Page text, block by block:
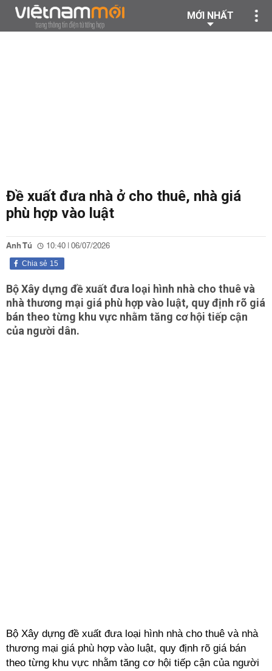
MỚI NHẤT
Đề xuất đưa nhà ở cho thuê, nhà giá
phù hợp vào luật
Anh Tú 10:40 | 06/07/2026
15
Chia sẻ
Bộ Xây dựng đề xuất đưa loại hình nhà cho thuê và
nhà thương mại giá phù hợp vào luật, quy định rõ giá
bán theo từng khu vực nhằm tăng cơ hội tiếp cận
của người dân.
Bộ Xây dựng đề xuất đưa loại hình nhà cho thuê và nhà
thương mại giá phù hợp vào luật, quy định rõ giá bán
theo từng khu vực nhằm tăng cơ hội tiếp cận của người